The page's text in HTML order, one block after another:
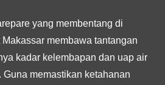
yang membentang di
membawa tantangan
kadar kelembapan dan uap air
memastikan ketahanan